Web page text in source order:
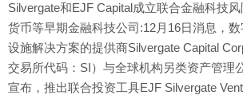
Silvergate和EJF Capital成立联合金融科技
货币等早期金融科技公司:12月16日消息，
设施解决方案的提供商Silvergate Capital
交易所代码：SI）与全球机构另类资产管理
宣布，推出联合投资工具EJF Silvergate